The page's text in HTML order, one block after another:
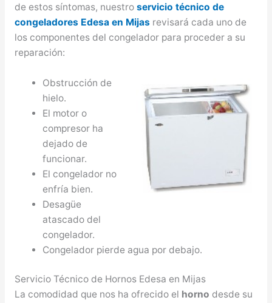
de estos síntomas, nuestro servicio técnico de
congeladores Edesa en Mijasrevisará cada uno de
los componentes del congelador para proceder a su
reparación:
Obstrucción de
hielo.
El motor o
compresor ha
dejado de
funcionar.
El congelador no
enfría bien.
Desagüe
atascado del
congelador.
Congelador pierde agua por debajo.
Servicio Técnico de Hornos Edesa en Mijas
La comodidad que nos ha ofrecido el horno desde su